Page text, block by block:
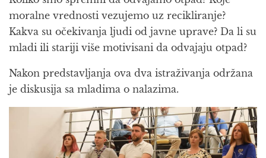
moralne vrednosti vezujemo uz recikliranje?
Kakva su očekivanja ljudi od javne uprave? Da li su
mladi ili stariji više motivisani da odvajaju otpad?
Nakon predstavljanja ova dva istraživanja održana
je diskusija sa mladima o nalazima.